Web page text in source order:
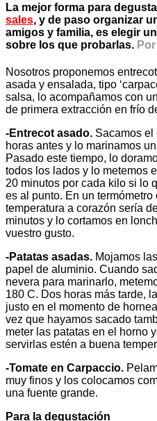
La mejor forma para
sales, y de paso organizar
amigos y familia, es elegir
sobre los que probarlas.
Nosotros proponemos
asada y ensalada, tipo
salsa, lo acompañamos con
de primera extracción en frío
-Entrecot asado. Sacamos el
horas antes y lo marinamos
Pasado este tiempo, lo
todos los lados y lo metemos
20 minutos por cada kilo si lo
es al punto. En un termómetro
temperatura a corazón sería
minutos y lo cortamos en
vuestro gusto.
-Patatas asadas. Mojamos
papel de aluminio. Cuando
nevera para marinarlo,
180 C. Dos horas más tarde,
justo en el momento de
vez que hayamos sacado
meter las patatas en el horno
servirlas estén a buena
-Tomate en Carpaccio.
muy finos y los colocamos
una fuente grande.
Para la degustación